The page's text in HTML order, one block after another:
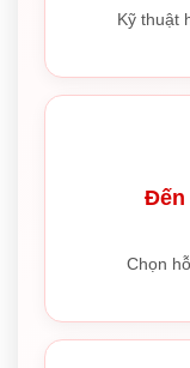
Kỹ thuật
Đến
Chọn